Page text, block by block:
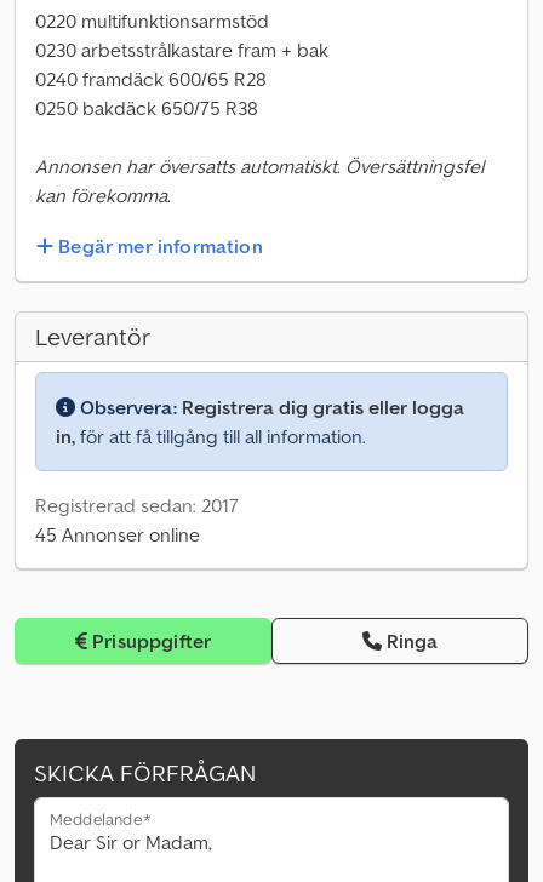
0220 multifunktionsarmstöd
0230 arbetsstrålkastare fram + bak
0240 framdäck 600/65 R28
0250 bakdäck 650/75 R38
Annonsen har översatts automatiskt. Översättningsfel
kan förekomma.
Begär mer information
Leverantör
Observera: Registrera dig gratis eller logga
in, för att få tillgång till all information.
Registrerad sedan: 2017
45 Annonser online
Prisuppgifter Ringa
SKICKA FÖRFRÅGAN
Meddelande*